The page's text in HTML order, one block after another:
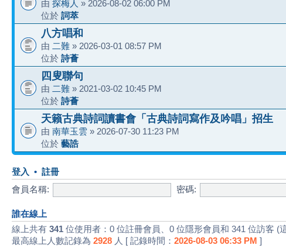
由 探梅人 » 2026-08-02 06:00 PM
位於 詞萃
八方唱和
由 二難 » 2026-03-01 08:57 PM
位於 詩薈
四叟聯句
由 二難 » 2021-03-02 10:45 PM
位於 詩薈
天籟古典詩詞讀書會「古典詩詞寫作及吟唱」招生
由 南華玉雲 » 2026-07-30 11:23 PM
位於 藝誥
登入 • 註冊
會員名稱: 密碼:
誰在線上
線上共有 341 位使用者：0 位註冊會員、0 位隱形會員和 341 位訪客 (
最高線上人數記錄為 2928 人 [ 記錄時間： 2026-08-03 06:33 PM ]